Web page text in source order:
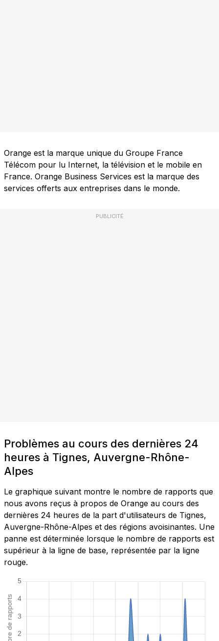
Orange est la marque unique du Groupe France
Télécom pour lu Internet, la télévision et le mobile en
France. Orange Business Services est la marque des
services offerts aux entreprises dans le monde.
PUBLICITÉ
Problèmes au cours des dernières 24
heures à Tignes, Auvergne-Rhône-
Alpes
Le graphique suivant montre le nombre de rapports que
nous avons reçus à propos de Orange au cours des
dernières 24 heures de la part d'utilisateurs de Tignes,
Auvergne-Rhône-Alpes et des régions avoisinantes. Une
panne est déterminée lorsque le nombre de rapports est
supérieur à la ligne de base, représentée par la ligne
rouge.